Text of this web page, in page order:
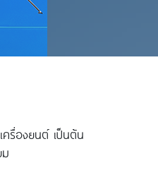
รื่องยนต์ เป็นต้น